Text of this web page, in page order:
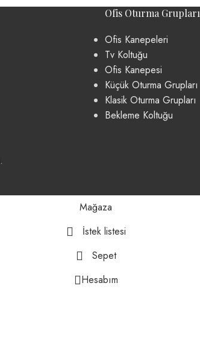
Ofis Oturma Grupları
Ofis Kanepeleri
Tv Koltuğu
Ofis Kanepesi
Küçük Oturma Grupları
Klasik Oturma Grupları
Bekleme Koltuğu
.
Mağaza
İstek listesi
Sepet
Hesabım